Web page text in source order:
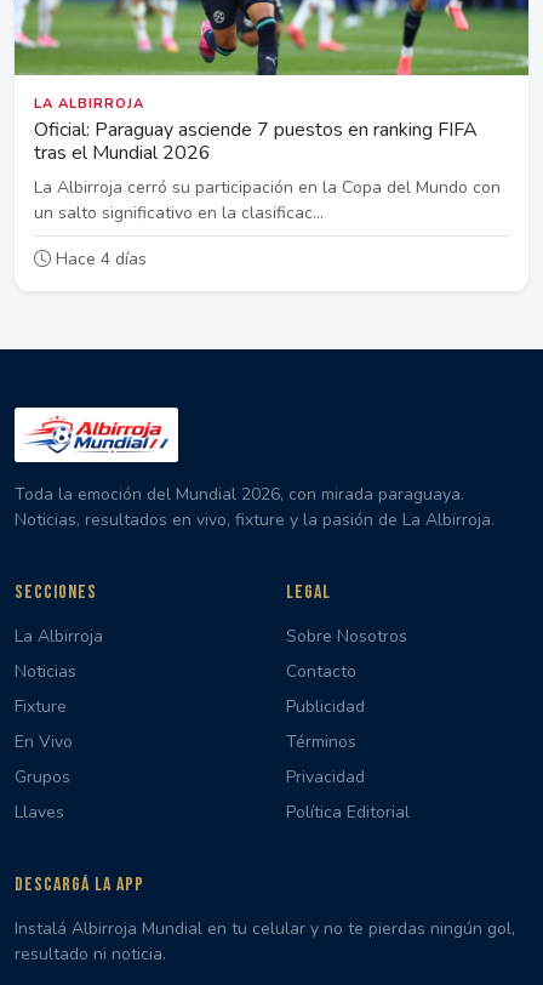
LA ALBIRROJA
Oficial: Paraguay asciende 7 puestos en ranking FIFA
tras el Mundial 2026
La Albirroja cerró su participación en la Copa del Mundo con
un salto significativo en la clasificac...
Hace 4 días
Toda la emoción del Mundial 2026, con mirada paraguaya.
Noticias, resultados en vivo, fixture y la pasión de La Albirroja.
SECCIONES
La Albirroja
Noticias
Fixture
En Vivo
Grupos
Llaves
LEGAL
Sobre Nosotros
Contacto
Publicidad
Términos
Privacidad
Política Editorial
DESCARGÁ LA APP
Instalá Albirroja Mundial en tu celular y no te pierdas ningún gol,
resultado ni noticia.